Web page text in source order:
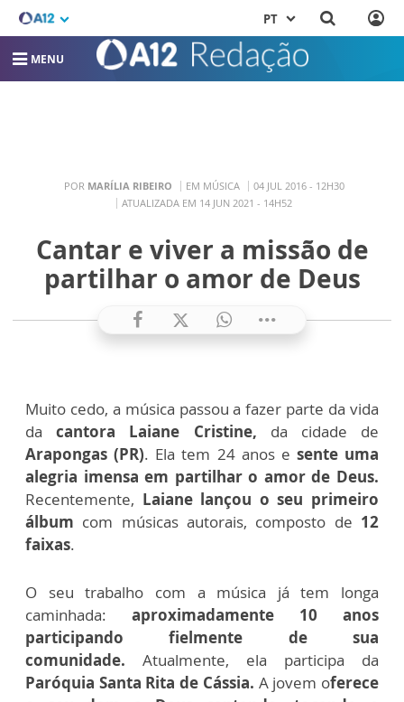
PT
MENU
POR MARÍLIA RIBEIRO EM MÚSICA
04 JUL 2016 - 12H30
ATUALIZADA EM 14 JUN 2021 - 14H52
Cantar e viver a missão de
partilhar o amor de Deus
Muito cedo, a música passou a fazer parte da vida
dacantora Laiane Cristine, da cidade de
Arapongas (PR). Ela tem 24 anos e sente uma
alegria imensa em partilhar o amor de Deus.
Recentemente, Laiane lançou o seu primeiro
álbum com músicas autorais, composto de 12
faixas.
O seu trabalho com a música já tem longa
caminhada: aproximadamente 10 anos
participando fielmente de sua
comunidade. Atualmente, ela participa da
Paróquia Santa Rita de Cássia. A jovem oferece